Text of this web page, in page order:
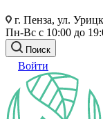
г. Пенза, ул.
Пн-Вс с 10:00 до
Поиск
Войти